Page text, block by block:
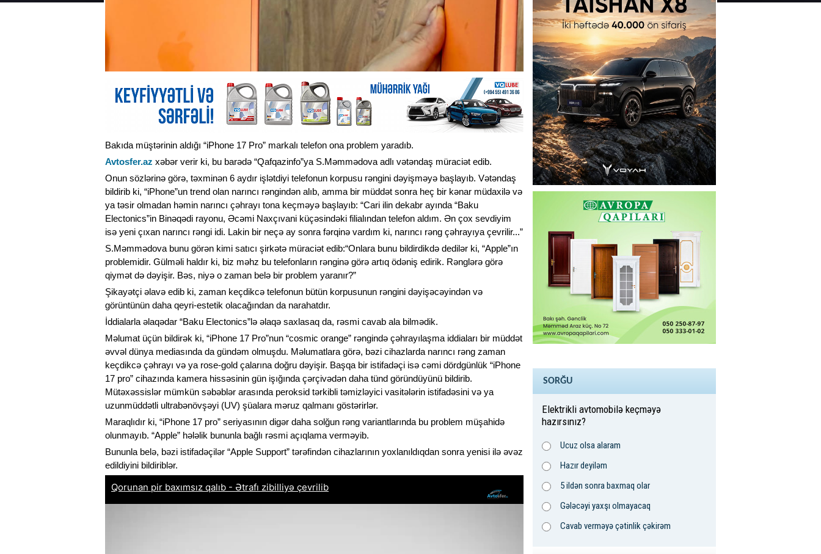
Bakıda müştərinin aldığı “iPhone 17 Pro” markalı telefon ona problem yaradıb.
Avtosfer.az xəbər verir ki, bu barədə “Qafqazinfo”ya S.Məmmədova adlı vətəndaş müraciət edib.
Onun sözlərinə görə, təxminən 6 aydır işlətdiyi telefonun korpusu rəngini dəyişməyə başlayıb. Vətəndaş
bildirib ki, “iPhone”un trend olan narıncı rəngindən alıb, amma bir müddət sonra heç bir kənar müdaxilə və
ya təsir olmadan həmin narıncı çəhrayı tona keçməyə başlayıb: “Cari ilin dekabr ayında “Baku
Electonics”in Binəqədi rayonu, Əcəmi Naxçıvani küçəsindəki filialından telefon aldım. Ən çox sevdiyim
isə yeni çıxan narıncı rəngi idi. Lakin bir neçə ay sonra fərqinə vardım ki, narıncı rəng çəhrayıya çevrilir...”
S.Məmmədova bunu görən kimi satıcı şirkətə müraciət edib:“Onlara bunu bildirdikdə dedilər ki, “Apple”ın
problemidir. Gülməli haldır ki, biz məhz bu telefonların rənginə görə artıq ödəniş edirik. Rənglərə görə
qiymət də dəyişir. Bəs, niyə o zaman belə bir problem yaranır?”
Şikayətçi əlavə edib ki, zaman keçdikcə telefonun bütün korpusunun rəngini dəyişəcəyindən və
görüntünün daha qeyri-estetik olacağından da narahatdır.
İddialarla əlaqədar “Baku Electonics”lə əlaqə saxlasaq da, rəsmi cavab ala bilmədik.
Məlumat üçün bildirək ki, “iPhone 17 Pro”nun “cosmic orange” rəngində çəhrayılaşma iddiaları bir müddət
əvvəl dünya mediasında da gündəm olmuşdu. Məlumatlara görə, bəzi cihazlarda narıncı rəng zaman
keçdikcə çəhrayı və ya rose-gold çalarına doğru dəyişir. Başqa bir istifadəçi isə cəmi dördgünlük “iPhone
17 pro” cihazında kamera hissəsinin gün işığında çərçivədən daha tünd göründüyünü bildirib.
Mütəxəssislər mümkün səbəblər arasında peroksid tərkibli təmizləyici vasitələrin istifadəsini və ya
uzunmüddətli ultrabənövşəyi (UV) şüalara məruz qalmanı göstərirlər.
Maraqlıdır ki, “iPhone 17 pro” seriyasının digər daha solğun rəng variantlarında bu problem müşahidə
olunmayıb. “Apple” hələlik bununla bağlı rəsmi açıqlama verməyib.
Bununla belə, bəzi istifadəçilər “Apple Support” tərəfindən cihazlarının yoxlanıldıqdan sonra yenisi ilə əvəz
edildiyini bildiriblər.
SORĞU
Elektrikli avtomobilə keçməyə
hazırsınız?
Ucuz olsa alaram
Hazır deyiləm
5 ildən sonra baxmaq olar
Gələcəyi yaxşı olmayacaq
Cavab verməyə çətinlik çəkirəm